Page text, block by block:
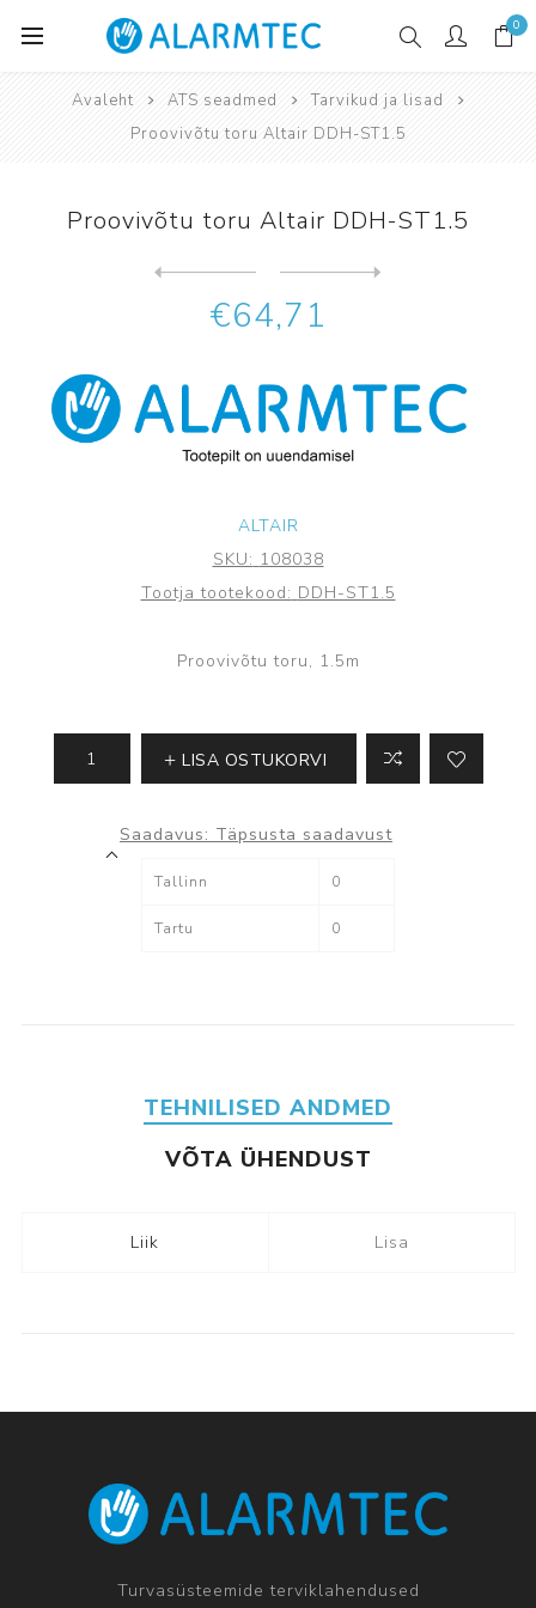
0
Avaleht ATS seadmed
Tarvikud ja lisad
Proovivõtu toru Altair DDH-ST1.5
Proovivõtu toru Altair DDH-ST1.5
€64,71
ALTAIR
SKU: 108038
Tootja tootekood: DDH-ST1.5
Proovivõtu toru, 1.5m
LISA OSTUKORVI
Saadavus: Täpsusta saadavust
Tallinn 0
Tartu 0
TEHNILISED ANDMED
VÕTA ÜHENDUST
Liik Lisa
Turvasüsteemide terviklahendused